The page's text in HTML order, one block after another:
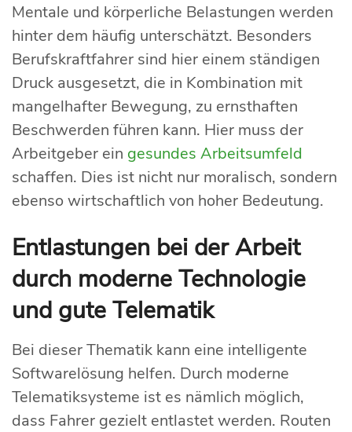
Mentale und körperliche Belastungen werden
hinter dem häufig unterschätzt. Besonders
Berufskraftfahrer sind hier einem ständigen
Druck ausgesetzt, die in Kombination mit
mangelhafter Bewegung, zu ernsthaften
Beschwerden führen kann. Hier muss der
Arbeitgeber ein gesundes Arbeitsumfeld
schaffen. Dies ist nicht nur moralisch, sondern
ebenso wirtschaftlich von hoher Bedeutung.
Entlastungen bei der Arbeit
durch moderne Technologie
und gute Telematik
Bei dieser Thematik kann eine intelligente
Softwarelösung helfen. Durch moderne
Telematiksysteme ist es nämlich möglich,
dass Fahrer gezielt entlastet werden. Routen